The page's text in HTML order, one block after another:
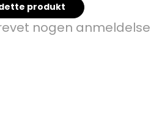
produkt
nogen